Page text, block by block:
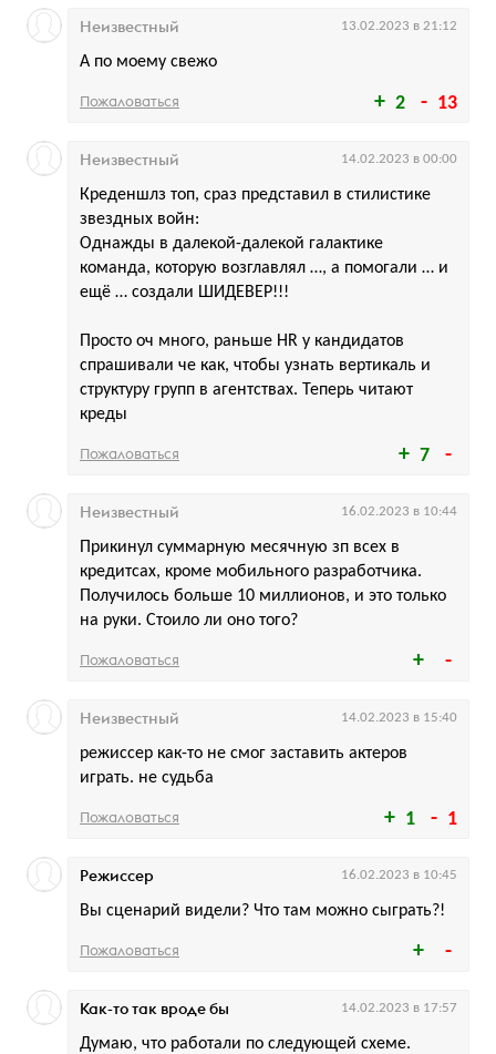
2 13
А по моему свежо
Неизвестный 13.02.2023 в 21:12
Пожаловаться
7
Креденшлз топ, сраз представил в стилистике
звездных войн:
Однажды в далекой-далекой галактике
команда, которую возглавлял …, а помогали … и
ещё … создали ШИДЕВЕР!!!
Просто оч много, раньше HR у кандидатов
спрашивали че как, чтобы узнать вертикаль и
структуру групп в агентствах. Теперь читают
креды
Неизвестный 14.02.2023 в 00:00
Пожаловаться
Прикинул суммарную месячную зп всех в
кредитсах, кроме мобильного разработчика.
Получилось больше 10 миллионов, и это только
на руки. Стоило ли оно того?
Неизвестный 16.02.2023 в 10:44
Пожаловаться
1 1
режиссер как-то не смог заставить актеров
играть. не судьба
Неизвестный 14.02.2023 в 15:40
Пожаловаться
Вы сценарий видели? Что там можно сыграть?!
Режиссер 16.02.2023 в 10:45
Пожаловаться
Думаю, что работали по следующей схеме.
Как-то так вроде бы 14.02.2023 в 17:57